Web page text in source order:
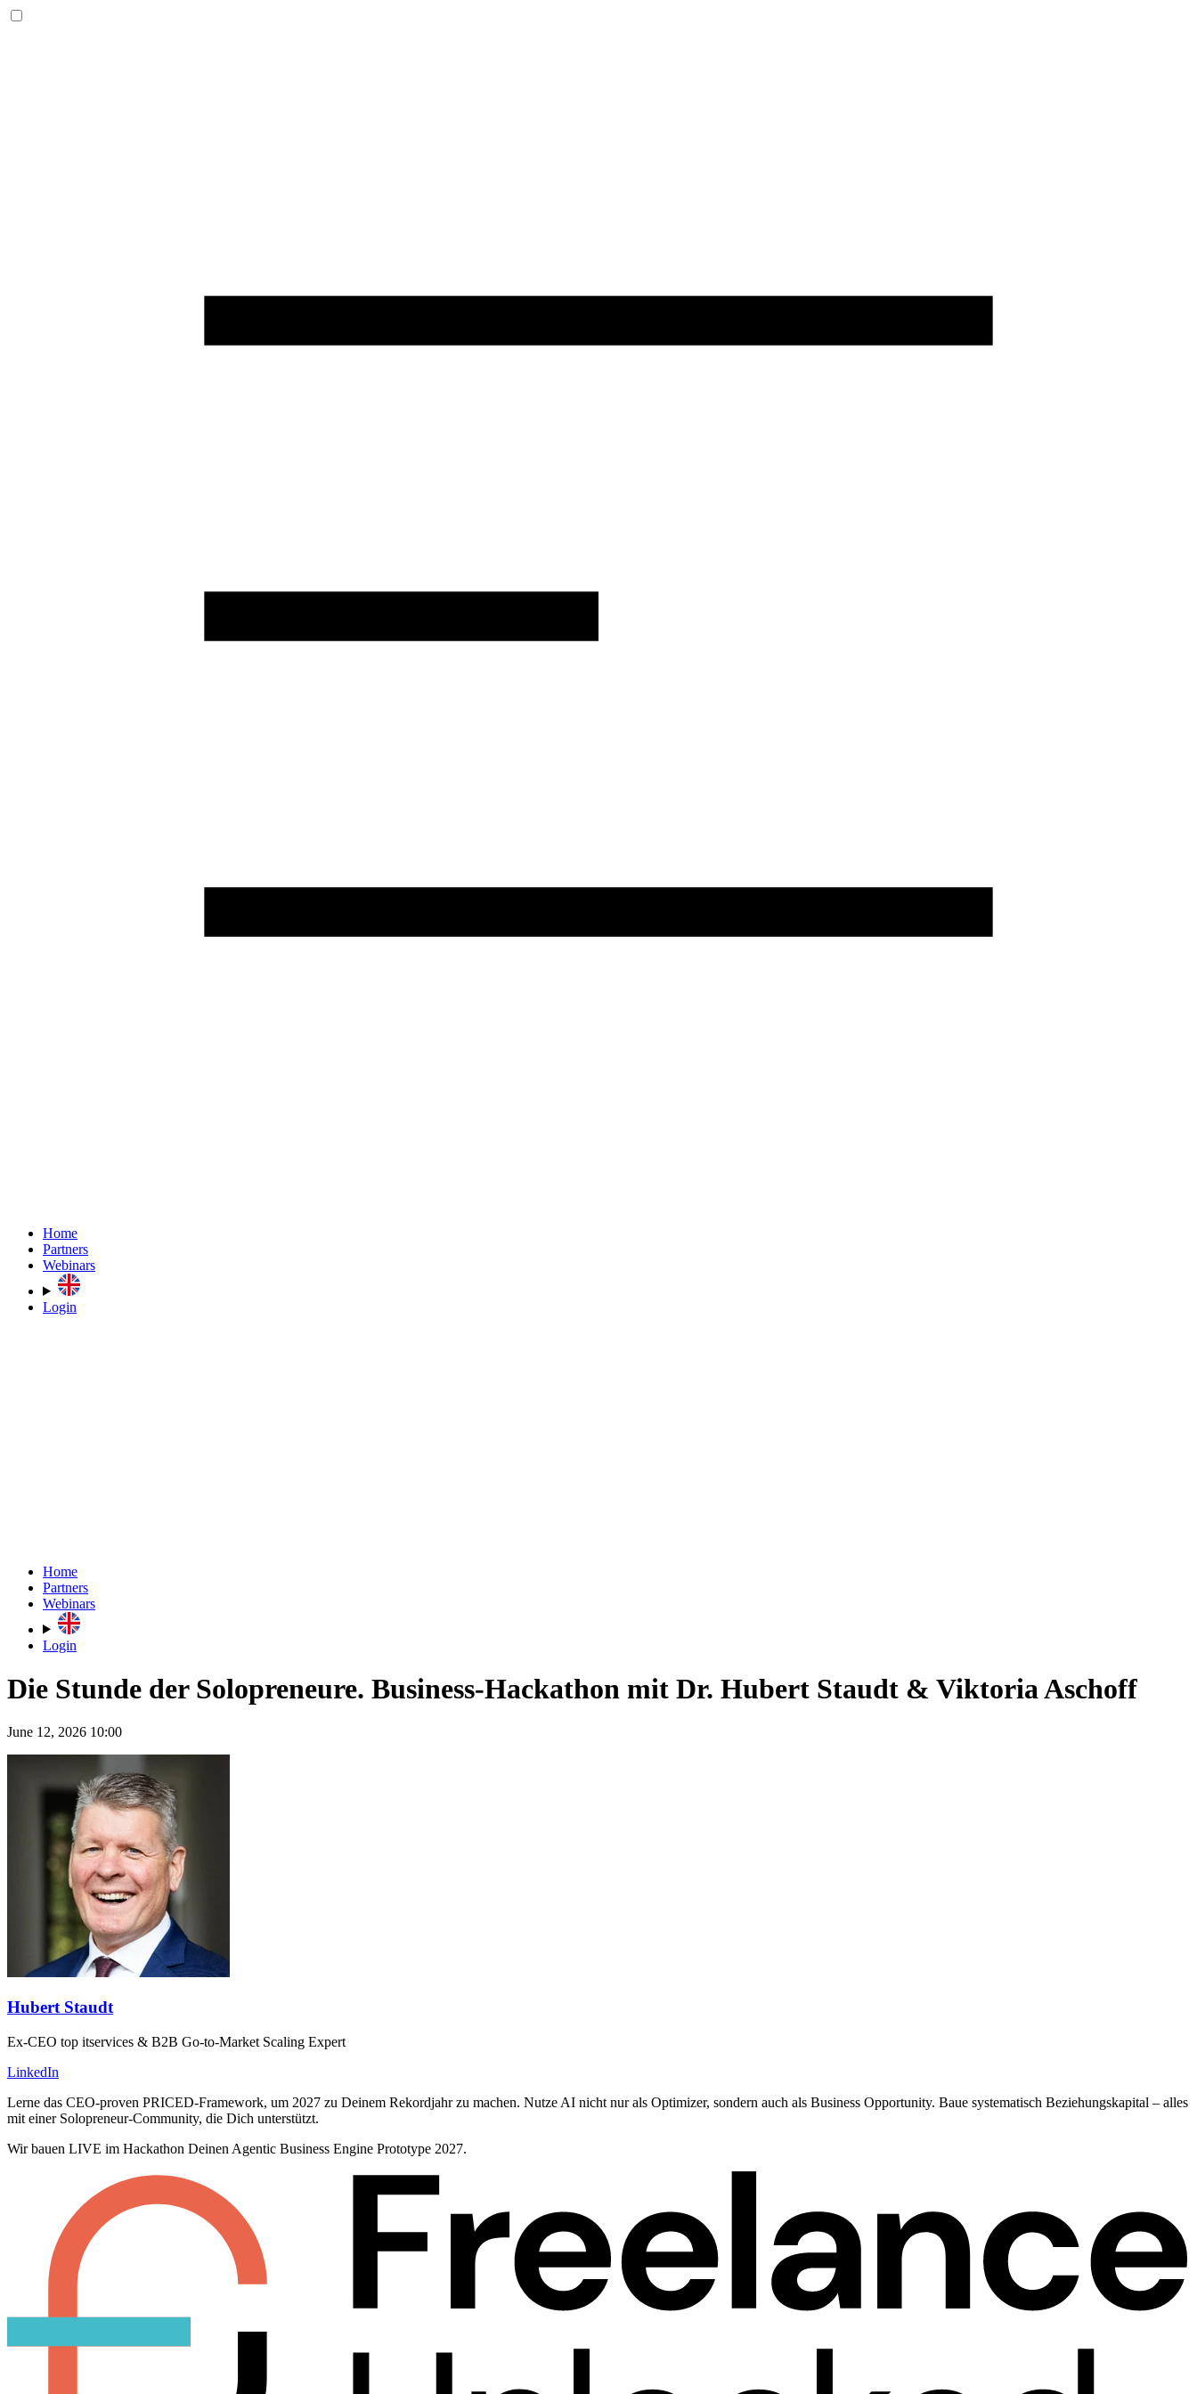
Home
Partners
Webinars
Login
Home
Partners
Webinars
Login
Die Stunde der Solopreneure. Business-Hackathon mit Dr. Hubert Staudt & Viktoria Aschoff
June 12, 2026 10:00
Hubert Staudt
Ex-CEO top itservices & B2B Go-to-Market Scaling Expert
LinkedIn
Lerne das CEO-proven PRICED-Framework, um 2027 zu Deinem Rekordjahr zu machen. Nutze AI nicht nur als Optimizer, sondern auch als Business Opportunity. Baue systematisch Beziehungskapital – alles
mit einer Solopreneur-Community, die Dich unterstützt.
Wir bauen LIVE im Hackathon Deinen Agentic Business Engine Prototype 2027.